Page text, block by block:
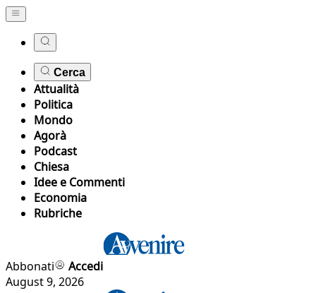
Cerca
Attualità
Politica
Mondo
Agorà
Podcast
Chiesa
Idee e Commenti
Economia
Rubriche
Abbonati
Accedi
August 9, 2026